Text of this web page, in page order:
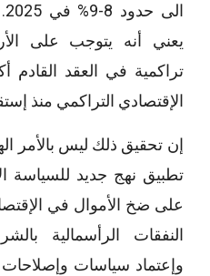
يعني أنه يتوجب على
تراكمية في العقد القادم
الإقتصادي التراكمي منذ
إن تحقيق ذلك ليس بالأمر
تطبيق نهج جديد للسياسة
على ضخ الأموال في
النفقات الرأسمالية
وإعتماد سياسات